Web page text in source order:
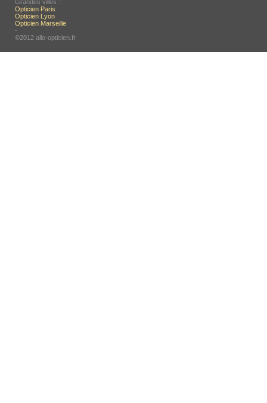
Grandes villes :
Opticien Paris
Opticien Lyon
Opticien Marseille
-
©2012 allo-opticien.fr